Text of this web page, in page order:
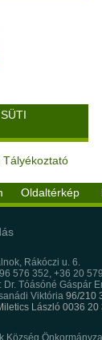
Tályékoztató
Oldaltérkép
Rákóczi u. 6.
576 352, +36 20
Dr. Tóásóné Gáspár
Viktória 96/210
László 0036 20
Község